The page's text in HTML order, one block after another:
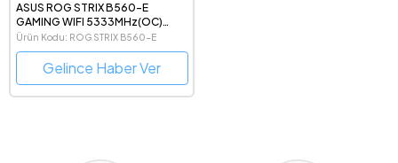
ASUS ROG STRIX B560-E
GAMING WIFI 5333MHz(OC)
DDR4 Intel Soket 1200 ATX
Anakart
Ürün Kodu: ROG STRIX B560-E
GAMING WIFI
Gelince Haber Ver